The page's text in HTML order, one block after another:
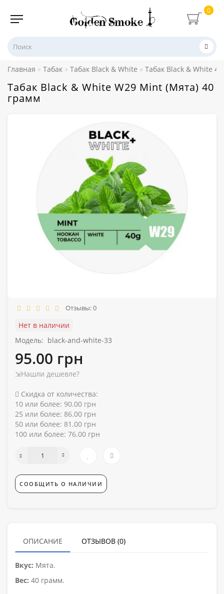
0
Главная Табак Табак Black & White Табак Black & White
Табак Black & White W29 Mint (Мята) 40
грамм
Отзывы: 0
Нет в наличии
Модель: black-and-white-33
95.00 грн
⇲Нашли дешевле?
Скидка от количества:
10 или более: 90.00 грн
25 или более: 86.00 грн
50 или более: 81.00 грн
100 или более: 76.00 грн
СООБЩИТЬ О НАЛИЧИИ
ОПИСАНИЕ ОТЗЫВОВ (0)
Вкус: Мята.
Вес: 40 грамм.